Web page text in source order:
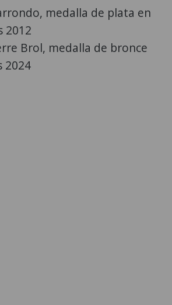
medalla de plata en
2012
Brol, medalla de bronce
2024